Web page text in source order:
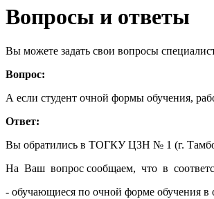
Вопросы и ответы
Вы можете задать свои вопросы
Вопрос:
А если студент очной формы обучения,
Ответ:
Вы обратились в ТОГКУ ЦЗН № 1 (г.
На Ваш вопрос сообщаем, что в
- обучающиеся по очной форме обучения в